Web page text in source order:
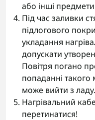
або інші
Під час заливки
підлогового
укладання
допускати
Повітря погано
попаданні такого
може вийти з ладу.
Нагрівальний
перетинатися!